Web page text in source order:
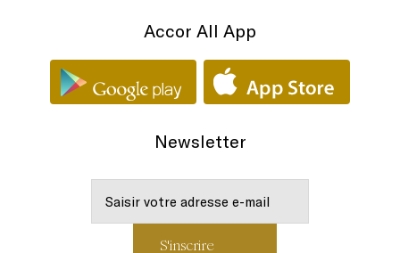
Accor All App
Newsletter